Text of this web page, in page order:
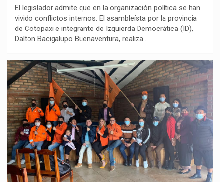
El legislador admite que en la organización política se han
vivido conflictos internos. El asambleísta por la provincia
de Cotopaxi e integrante de Izquierda Democrática (ID),
Dalton Bacigalupo Buenaventura, realiza…